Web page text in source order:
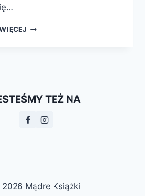
NIKI
SERII
W
TEŻ NA
Mądre Książki